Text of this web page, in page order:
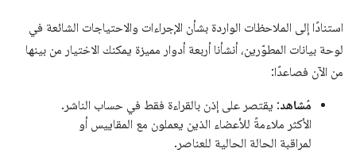
استنادًا إلى الملاحظات الواردة بشأن الإجراءات والاحتياجات الشائعة في
لوحة بيانات المطوّرين، أنشأنا أربعة أدوار مميزة يمكنك الاختيار من بينها
من الآن فصاعدًا:
مُشاهد: يقتصر على إذن بالقراءة فقط في حساب الناشر.
الأكثر ملاءمةً للأعضاء الذين يعملون مع المقاييس أو
لمراقبة الحالة الحالية للعناصر.